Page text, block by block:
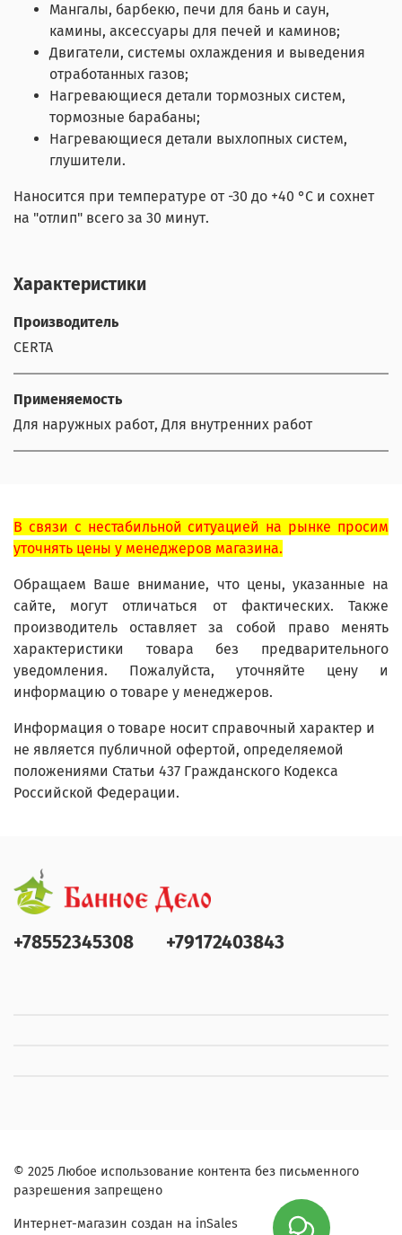
Мангалы, барбекю, печи для бань и саун,
камины, аксессуары для печей и каминов;
Двигатели, системы охлаждения и выведения
отработанных газов;
Нагревающиеся детали тормозных систем,
тормозные барабаны;
Нагревающиеся детали выхлопных систем,
глушители.
Наносится при температуре от -30 до +40 °С и сохнет
на "отлип" всего за 30 минут.
Характеристики
Производитель
CERTA
Применяемость
Для наружных работ, Для внутренних работ
В связи с нестабильной ситуацией на рынке просим
уточнять цены у менеджеров магазина.
Обращаем Ваше внимание, что цены, указанные на
сайте, могут отличаться от фактических. Также
производитель оставляет за собой право менять
характеристики товара без предварительного
уведомления. Пожалуйста, уточняйте цену и
информацию о товаре у менеджеров.
Информация о товаре носит справочный характер и
не является публичной офертой, определяемой
положениями Статьи 437 Гражданского Кодекса
Российской Федерации.
+78552345308 +79172403843
© 2025 Любое использование контента без письменного
разрешения запрещено
Интернет-магазин создан на inSales